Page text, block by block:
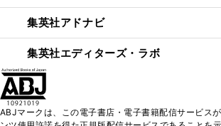
集英社アドナビ
集英社エディターズ・ラボ
ABJマークは、この電子書店・電子書籍配信サービス